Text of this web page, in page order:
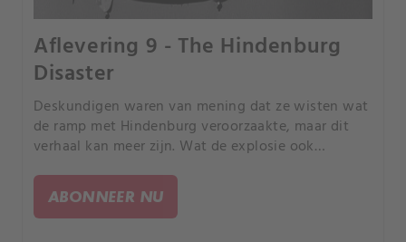
Aflevering 9 - The Hindenburg
Disaster
Deskundigen waren van mening dat ze wisten wat
de ramp met Hindenburg veroorzaakte, maar dit
verhaal kan meer zijn. Wat de explosie ook
voor de Hindenburg, maar voor de hele
luchtschipindustrie.
ABONNEER NU